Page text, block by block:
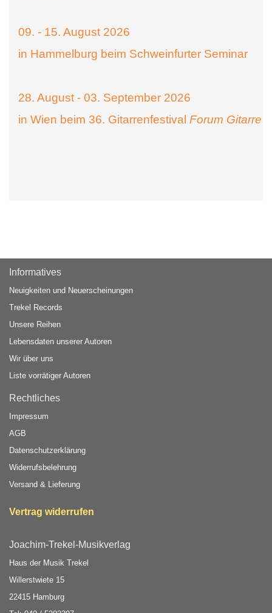
09. - 15. August 2026
in Hammelburg beim Schweinfurter Seminar
28. August - 03. September 2026
in Wien beim 36. Gitarrenfestival Forum Gitarre
Informatives
Neuigkeiten und Neuerscheinungen
Trekel Records
Unsere Reihen
Lebensdaten unserer Autoren
Wir über uns
Liste vorrätiger Autoren
Rechtliches
Impressum
AGB
Datenschutzerklärung
Widerrufsbelehrung
Versand & Lieferung
Vertrag widerrufen
Joachim-Trekel-Musikverlag
Haus der Musik Trekel
Willerstwiete 15
22415 Hamburg